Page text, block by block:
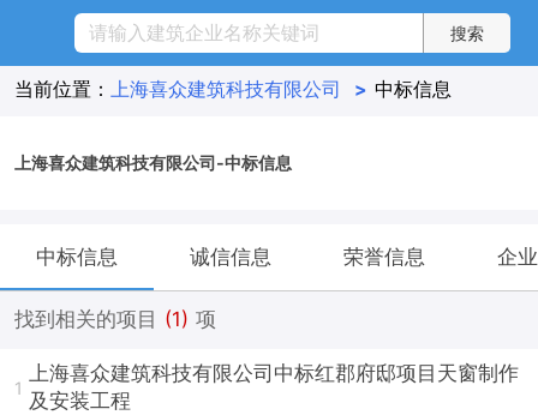
当前位置： 上海喜众建筑科技有限公司 > 中标信息
上海喜众建筑科技有限公司-中标信息
中标信息 诚信信息 荣誉信息 企
找到相关的项目 (1) 项
1
上海喜众建筑科技有限公司中标红郡府邸项目天窗制作
及安装工程